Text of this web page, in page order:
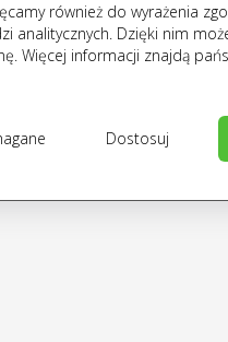
również do wyrażenia
analitycznych. Dzięki nim
Więcej informacji znajdą
Dostosuj